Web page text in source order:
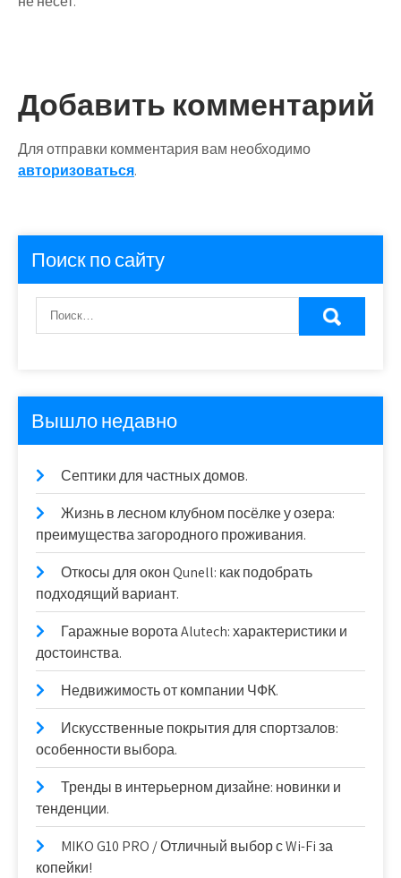
Добавить комментарий
Для отправки комментария вам необходимо
авторизоваться.
Поиск по сайту
Вышло недавно
Септики для частных домов.
Жизнь в лесном клубном посёлке у озера:
преимущества загородного проживания.
Откосы для окон Qunell: как подобрать
подходящий вариант.
Гаражные ворота Alutech: характеристики и
достоинства.
Недвижимость от компании ЧФК.
Искусственные покрытия для спортзалов:
особенности выбора.
Тренды в интерьерном дизайне: новинки и
тенденции.
MIKO G10 PRO / Отличный выбор с Wi-Fi за
копейки!